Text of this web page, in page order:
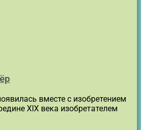
вместе с изобретением
XIX века изобретателем